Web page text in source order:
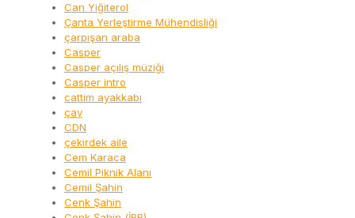
Can Yiğiterol
Çanta Yerleştirme Mühendisliği
çarpışan araba
Casper
Casper açılış müziği
Casper intro
cattim ayakkabı
çay
CDN
çekirdek aile
Cem Karaca
Cemil Piknik Alanı
Cemil Şahin
Cenk Şahin